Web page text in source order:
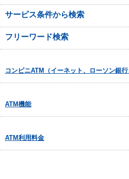
サービス条件から検索
フリーワード検索
コンビニATM（イーネット、ローソン銀行
ATM機能
ATM利用料金